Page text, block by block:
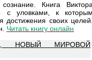
Книга
с уловками, к
достижения своих
Читать книгу онлайн
НОВЫЙ МИРОВОЙ